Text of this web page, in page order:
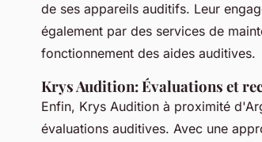
de ses appareils auditifs. Leur
également par des services de
fonctionnement des aides auditives.
Krys Audition: Évaluations et
Enfin, Krys Audition à proximité
évaluations auditives. Avec une